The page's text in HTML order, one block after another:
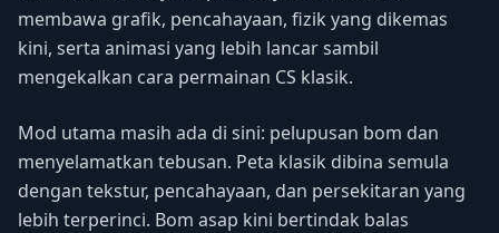
membawa grafik, pencahayaan, fizik yang dikemas
kini, serta animasi yang lebih lancar sambil
mengekalkan cara permainan CS klasik.
Mod utama masih ada di sini: pelupusan bom dan
menyelamatkan tebusan. Peta klasik dibina semula
dengan tekstur, pencahayaan, dan persekitaran yang
lebih terperinci. Bom asap kini bertindak balas